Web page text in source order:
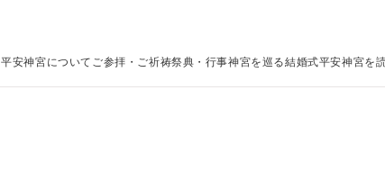
平安神宮について ご参拝・ご祈祷祭典・行事神宮を巡る結婚式平安神宮を